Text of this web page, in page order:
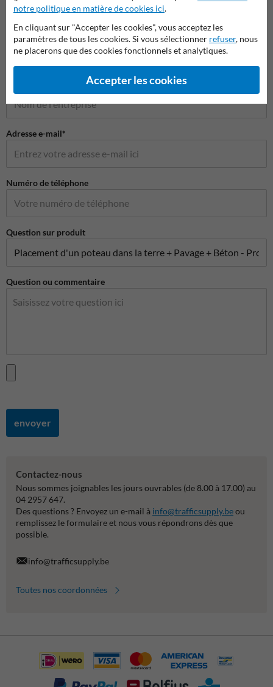
Poser votre question à MiroirdeCirculation.be
Adresse e-mail*
Numéro de téléphone
Question sur produit
Question ou commentaire
envoyer
Contactez-nous
Nous sommes joignables les jours ouvrables (de 8.00 à 17.00) au
04 2957 647.
Des questions ? Envoyez un e-mail à info@trafficsupply.beou
remplissez le formulaire et nous vous répondrons dès que
possible.
info@trafficsupply.be
Toutes nos coordonnées
notre politique en matière de cookies ici.
En cliquant sur "Accepter les cookies", vous acceptez les
paramètres de tous les cookies. Si vous sélectionner refuser, nous
ne placerons que des cookies fonctionnels et analytiques.
Accepter les cookies